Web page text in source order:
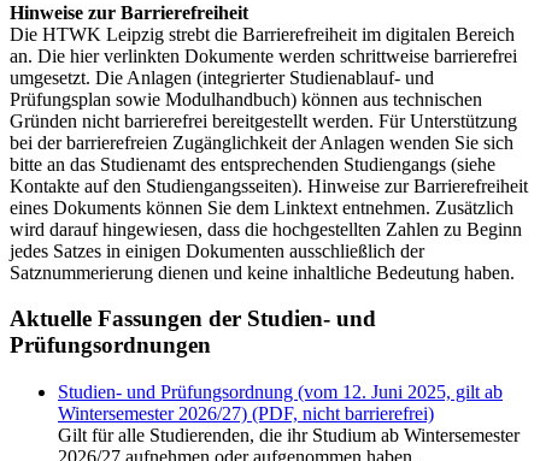
Hinweise zur Barrierefreiheit
Die HTWK Leipzig strebt die Barrierefreiheit im digitalen Bereich
an. Die hier verlinkten Dokumente werden schrittweise barrierefrei
umgesetzt. Die Anlagen (integrierter Studienablauf- und
Prüfungsplan sowie Modulhandbuch) können aus technischen
Gründen nicht barrierefrei bereitgestellt werden. Für Unterstützung
bei der barrierefreien Zugänglichkeit der Anlagen wenden Sie sich
bitte an das Studienamt des entsprechenden Studiengangs (siehe
Kontakte auf den Studiengangsseiten). Hinweise zur Barrierefreiheit
eines Dokuments können Sie dem Linktext entnehmen. Zusätzlich
wird darauf hingewiesen, dass die hochgestellten Zahlen zu Beginn
jedes Satzes in einigen Dokumenten ausschließlich der
Satznummerierung dienen und keine inhaltliche Bedeutung haben.
Aktuelle Fassungen der Studien- und
Prüfungsordnungen
Studien- und Prüfungsordnung (vom 12. Juni 2025, gilt ab
Wintersemester 2026/27) (PDF, nicht barrierefrei)
Gilt für alle Studierenden, die ihr Studium ab Wintersemester
2026/27 aufnehmen oder aufgenommen haben.